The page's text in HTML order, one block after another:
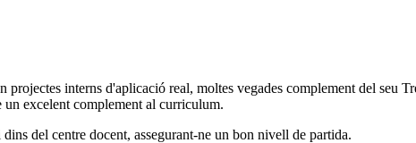
projectes interns d'aplicació real, moltes vegades complement del seu
un excelent complement al curriculum.
del centre docent, assegurant-ne un bon nivell de partida.